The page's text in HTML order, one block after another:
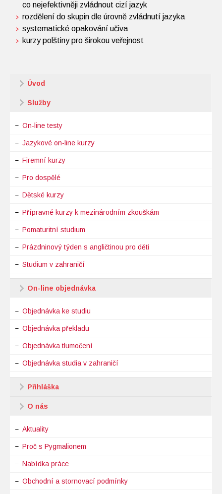
co nejefektivněji zvládnout cizí jazyk
rozdělení do skupin dle úrovně zvládnutí jazyka
systematické opakování učiva
kurzy polštiny pro širokou veřejnost
Úvod
Služby
On-line testy
Jazykové on-line kurzy
Firemní kurzy
Pro dospělé
Dětské kurzy
Přípravné kurzy k mezinárodním zkouškám
Pomaturitní studium
Prázdninový týden s angličtinou pro děti
Studium v zahraničí
On-line objednávka
Objednávka ke studiu
Objednávka překladu
Objednávka tlumočení
Objednávka studia v zahraničí
Přihláška
O nás
Aktuality
Proč s Pygmalionem
Nabídka práce
Obchodní a stornovací podmínky